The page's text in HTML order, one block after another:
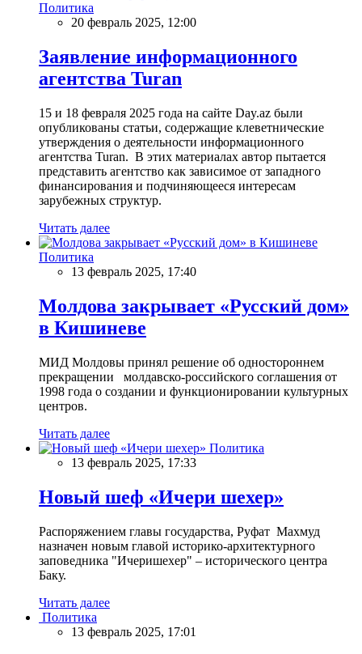
Политика
20 февраль 2025, 12:00
Заявление информационного
агентства Turan
15 и 18 февраля 2025 года на сайте Day.az были
опубликованы статьи, содержащие клеветнические
утверждения о деятельности информационного
агентства Turan. В этих материалах автор пытается
представить агентство как зависимое от западного
финансирования и подчиняющееся интересам
зарубежных структур.
Читать далее
Политика
13 февраль 2025, 17:40
Молдова закрывает «Русский дом»
в Кишиневе
МИД Молдовы принял решение об одностороннем
прекращении молдавско-российского соглашения от
1998 года о создании и функционировании культурных
центров.
Читать далее
Политика
13 февраль 2025, 17:33
Новый шеф «Ичери шехер»
Распоряжением главы государства, Руфат Махмуд
назначен новым главой историко-архитектурного
заповедника "Ичеришехер" – исторического центра
Баку.
Читать далее
Политика
13 февраль 2025, 17:01